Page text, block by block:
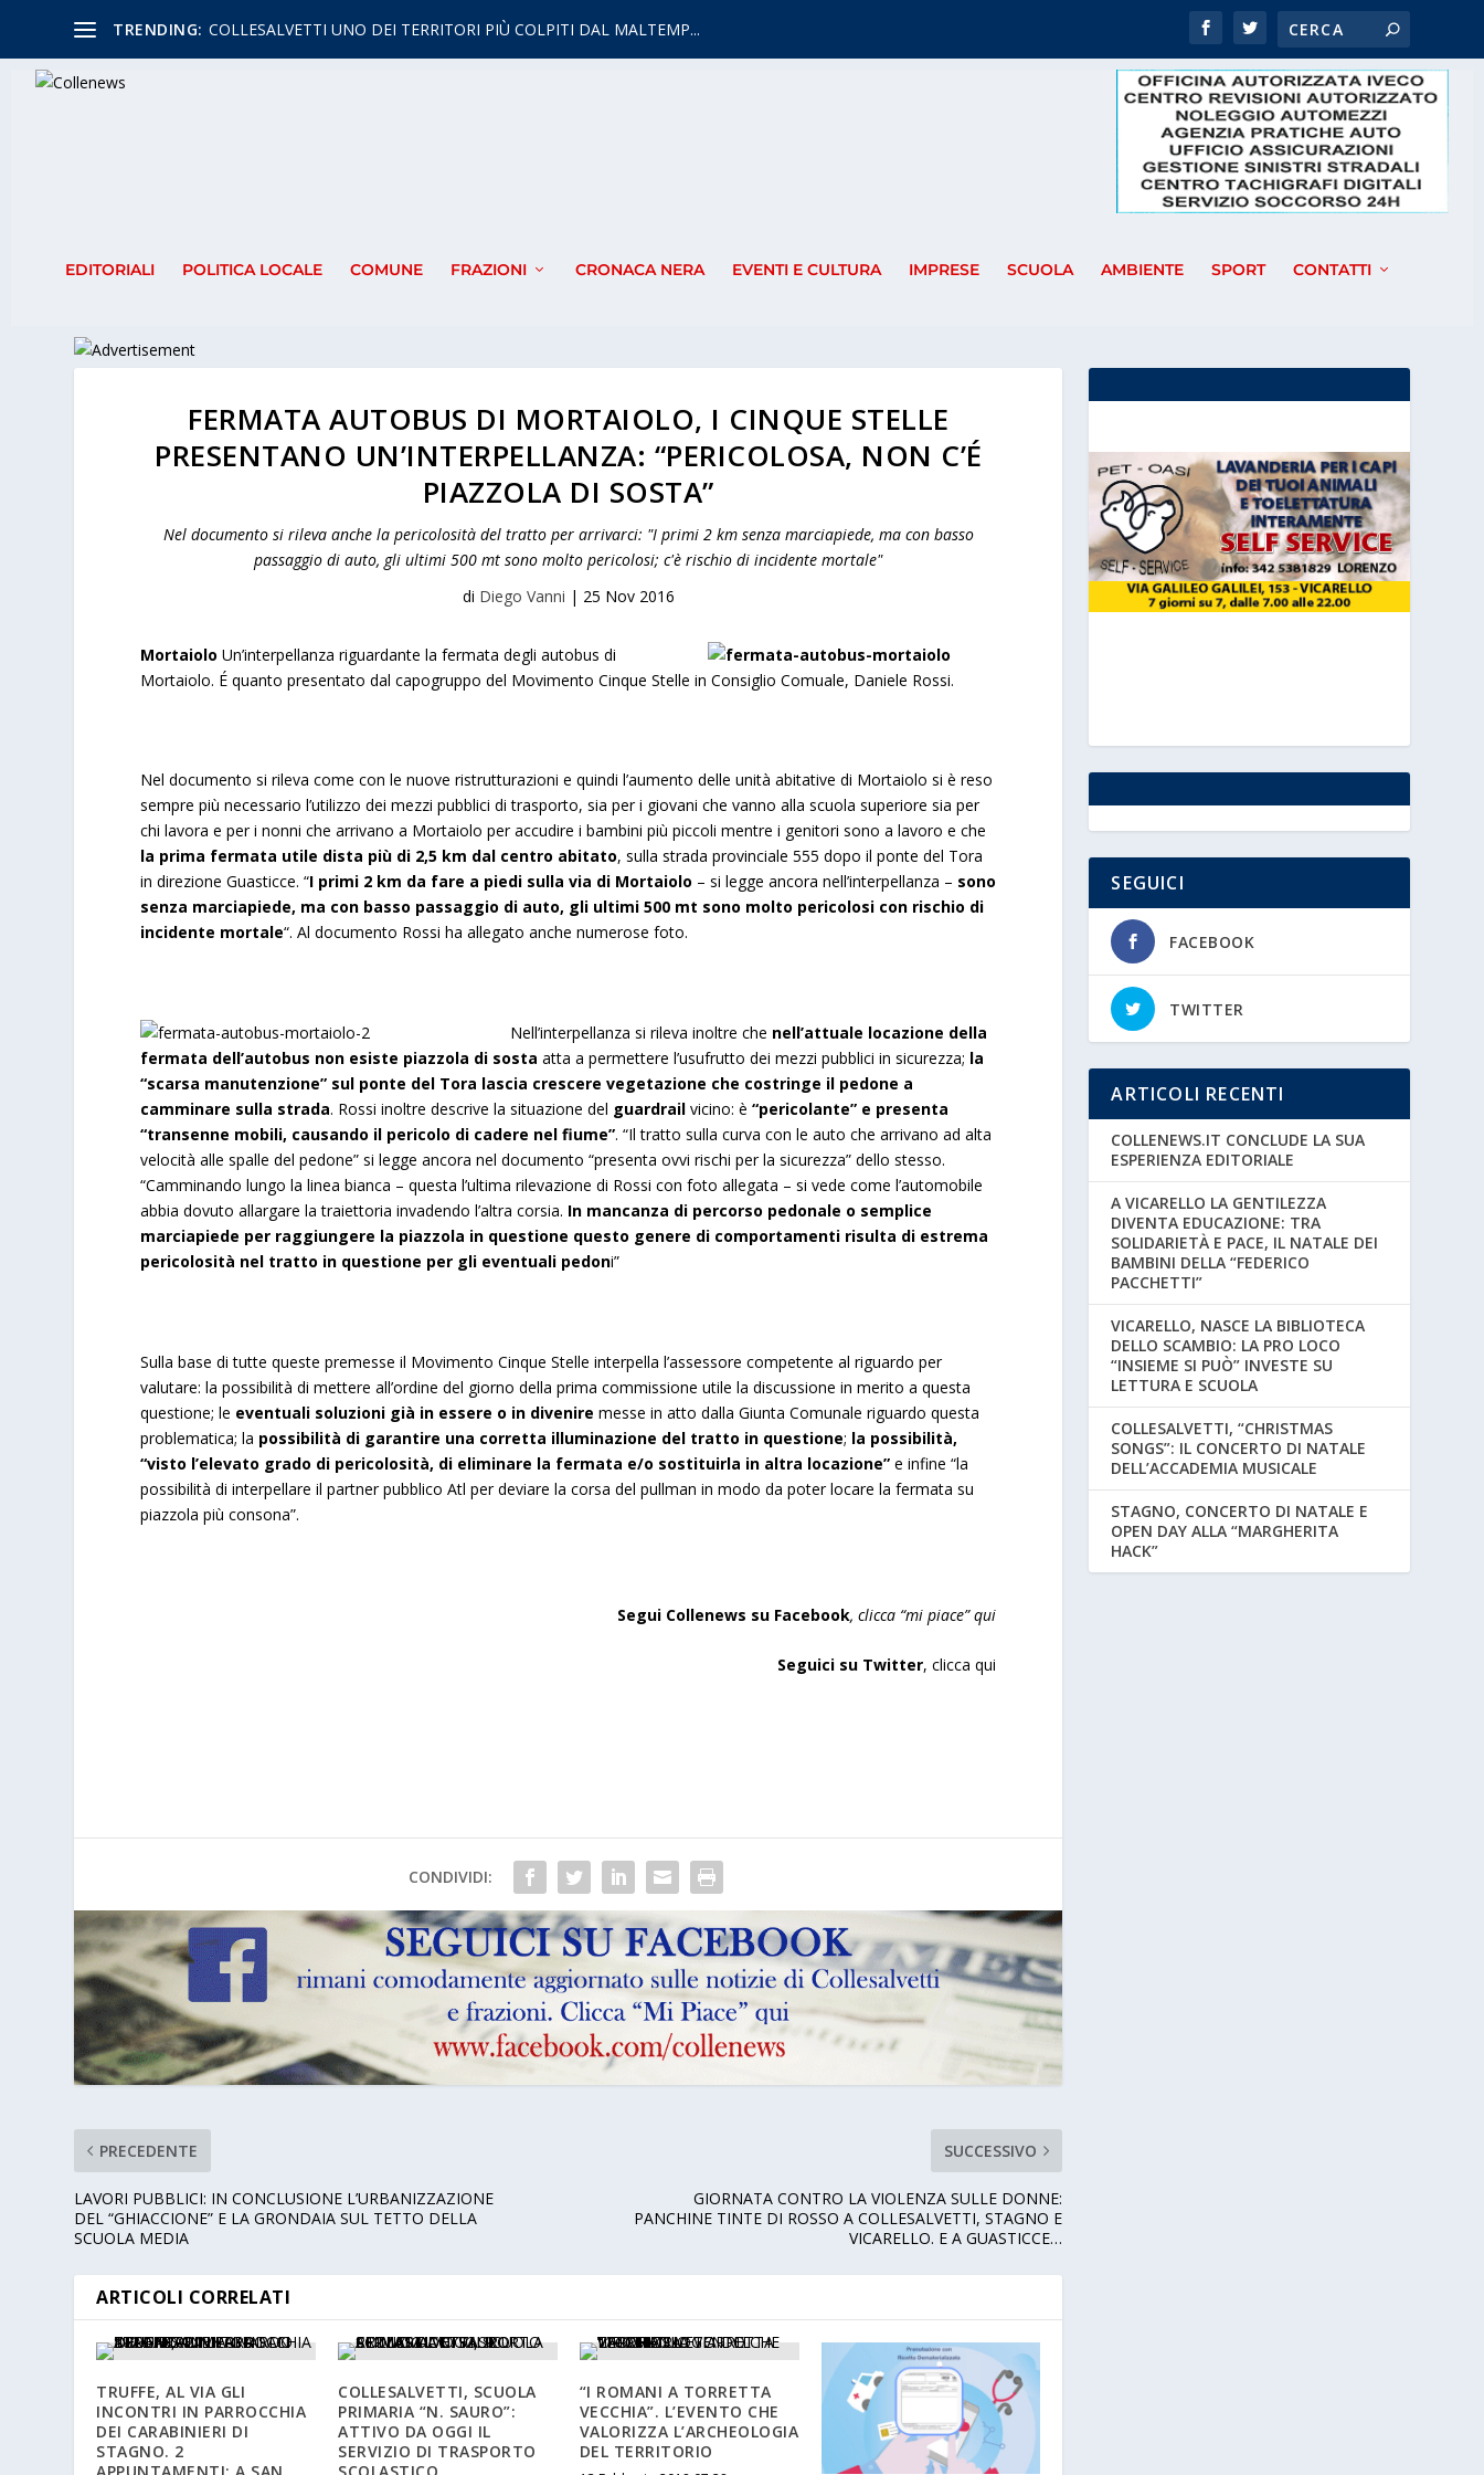
TRENDING: COLLESALVETTI UNO DEI TERRITORI PIÙ COLPITI DAL MALTEMP...
EDITORIALI POLITICA LOCALE COMUNE FRAZIONI CRONACA NERA EVENTI E CULTURA IMPRESE SCUOLA AMBIENTE SPORT CONTATTI
FERMATA AUTOBUS DI MORTAIOLO, I CINQUE STELLE
PRESENTANO UN’INTERPELLANZA: “PERICOLOSA, NON C’É
PIAZZOLA DI SOSTA”
Nel documento si rileva anche la pericolosità del tratto per arrivarci: "I primi 2 km senza marciapiede, ma con basso
passaggio di auto, gli ultimi 500 mt sono molto pericolosi; c'è rischio di incidente mortale"
di Diego Vanni | 25 Nov 2016
MortaioloUn’interpellanza riguardante la fermata degli autobus di
Mortaiolo. É quanto presentato dal capogruppo del Movimento Cinque Stelle in Consiglio Comuale, Daniele Rossi.
Nel documento si rileva come con le nuove ristrutturazioni e quindi l’aumento delle unità abitative di Mortaiolo si è reso
sempre più necessario l’utilizzo dei mezzi pubblici di trasporto, sia per i giovani che vanno alla scuola superiore sia per
chi lavora e per i nonni che arrivano a Mortaiolo per accudire i bambini più piccoli mentre i genitori sono a lavoro e che
la prima fermata utile dista più di 2,5 km dal centro abitato, sulla strada provinciale 555 dopo il ponte del Tora
in direzione Guasticce. “I primi 2 km da fare a piedi sulla via di Mortaiolo – si legge ancora nell’interpellanza – sono
senza marciapiede, ma con basso passaggio di auto, gli ultimi 500 mt sono molto pericolosi con rischio di
incidente mortale“. Al documento Rossi ha allegato anche numerose foto.
Nell’interpellanza si rileva inoltre che nell’attuale locazione della
fermata dell’autobus non esiste piazzola di sosta atta a permettere l’usufrutto dei mezzi pubblici in sicurezza; la
“scarsa manutenzione” sul ponte del Tora lascia crescere vegetazione che costringe il pedone a
camminare sulla strada. Rossi inoltre descrive la situazione del guardrail vicino: è“pericolante” e presenta
“transenne mobili, causando il pericolo di cadere nel fiume”. “Il tratto sulla curva con le auto che arrivano ad alta
velocità alle spalle del pedone” si legge ancora nel documento “presenta ovvi rischi per la sicurezza” dello stesso.
“Camminando lungo la linea bianca – questa l’ultima rilevazione di Rossi con foto allegata – si vede come l’automobile
abbia dovuto allargare la traiettoria invadendo l’altra corsia. In mancanza di percorso pedonale o semplice
marciapiede per raggiungere la piazzola in questione questo genere di comportamenti risulta di estrema
pericolosità nel tratto in questione per gli eventuali pedoni”
Sulla base di tutte queste premesse il Movimento Cinque Stelle interpella l’assessore competente al riguardo per
valutare: la possibilità di mettere all’ordine del giorno della prima commissione utile la discussione in merito a questa
questione; le eventuali soluzioni già in essere o in divenire messe in atto dalla Giunta Comunale riguardo questa
problematica; la possibilità di garantire una corretta illuminazione del tratto in questione; la possibilità,
“visto l’elevato grado di pericolosità, di eliminare la fermata e/o sostituirla in altra locazione” e infine “la
possibilità di interpellare il partner pubblico Atl per deviare la corsa del pullman in modo da poter locare la fermata su
piazzola più consona”.
Segui Collenews su Facebook, clicca “mi piace”qui
Seguici su Twitter,clicca qui
CONDIVIDI:
PRECEDENTE
LAVORI PUBBLICI: IN CONCLUSIONE L’URBANIZZAZIONE
DEL “GHIACCIONE” E LA GRONDAIA SUL TETTO DELLA
SCUOLA MEDIA
SUCCESSIVO
GIORNATA CONTRO LA VIOLENZA SULLE DONNE:
PANCHINE TINTE DI ROSSO A COLLESALVETTI, STAGNO E
VICARELLO. E A GUASTICCE…
ARTICOLI CORRELATI
TRUFFE, AL VIA GLI
INCONTRI IN PARROCCHIA
DEI CARABINIERI DI
STAGNO. 2
COLLESALVETTI, SCUOLA
PRIMARIA “N. SAURO”:
ATTIVO DA OGGI IL
SERVIZIO DI TRASPORTO
“I ROMANI A TORRETTA
VECCHIA”. L’EVENTO CHE
VALORIZZA L’ARCHEOLOGIA
DEL TERRITORIO
SEGUICI
FACEBOOK
TWITTER
ARTICOLI RECENTI
COLLENEWS.IT CONCLUDE LA SUA
ESPERIENZA EDITORIALE
A VICARELLO LA GENTILEZZA
DIVENTA EDUCAZIONE: TRA
SOLIDARIETÀ E PACE, IL NATALE DEI
BAMBINI DELLA “FEDERICO
PACCHETTI”
VICARELLO, NASCE LA BIBLIOTECA
DELLO SCAMBIO: LA PRO LOCO
“INSIEME SI PUÒ” INVESTE SU
LETTURA E SCUOLA
COLLESALVETTI, “CHRISTMAS
SONGS”: IL CONCERTO DI NATALE
DELL’ACCADEMIA MUSICALE
STAGNO, CONCERTO DI NATALE E
OPEN DAY ALLA “MARGHERITA
HACK”